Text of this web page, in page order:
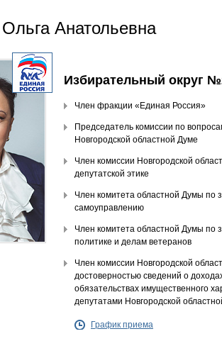
Анатольевна
Избирательный округ
Член фракции «Единая Россия»
Председатель комиссии по
Новгородской областной Думе
Член комиссии Новгородской
депутатской этике
Член комитета областной Думы по
самоуправлению
Член комитета областной Думы по
политике и делам ветеранов
Член комиссии Новгородской
достоверностью сведений о
обязательствах имущественного
депутатами Новгородской
График приема